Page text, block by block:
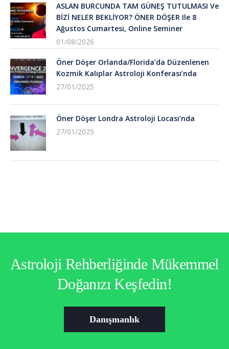
ASLAN BURCUNDA TAM GÜNEŞ TUTULMASI Ve
BİZİ NELER BEKLİYOR? ÖNER DÖŞER Ile 8
Ağustos Cumartesi, Online Seminer
01/08/2026
Öner Döşer Orlanda/Florida’da Düzenlenen
Kozmik Kalıplar Astroloji Konferası’nda
27/01/2025
Öner Döşer Londra Astroloji Locası’nda
27/01/2025
Astroloji Rehberliğinde Mükemmel
Doğanızı Keşfedin!
Danışmanlık